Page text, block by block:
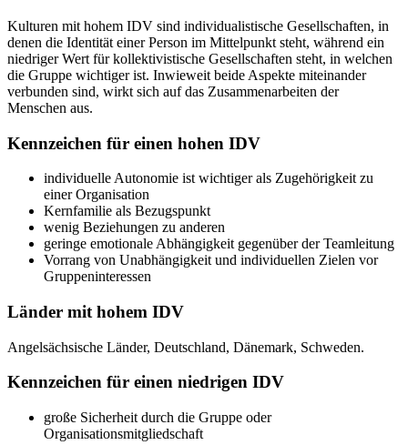
Kulturen mit hohem IDV sind individualistische Gesellschaften, in
denen die Identität einer Person im Mittelpunkt steht, während ein
niedriger Wert für kollektivistische Gesellschaften steht, in welchen
die Gruppe wichtiger ist. Inwieweit beide Aspekte miteinander
verbunden sind, wirkt sich auf das Zusammenarbeiten der
Menschen aus.
Kennzeichen für einen hohen IDV
individuelle Autonomie ist wichtiger als Zugehörigkeit zu
einer Organisation
Kernfamilie als Bezugspunkt
wenig Beziehungen zu anderen
geringe emotionale Abhängigkeit gegenüber der Teamleitung
Vorrang von Unabhängigkeit und individuellen Zielen vor
Gruppeninteressen
Länder mit hohem IDV
Angelsächsische Länder, Deutschland, Dänemark, Schweden.
Kennzeichen für einen niedrigen IDV
große Sicherheit durch die Gruppe oder
Organisationsmitgliedschaft